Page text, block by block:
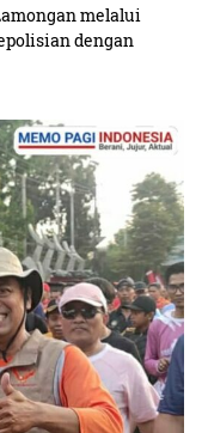
melalui
dengan